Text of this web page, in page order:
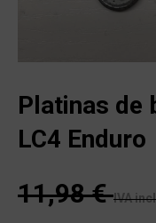
Platinas de
LC4 Enduro
11,98€ IVA